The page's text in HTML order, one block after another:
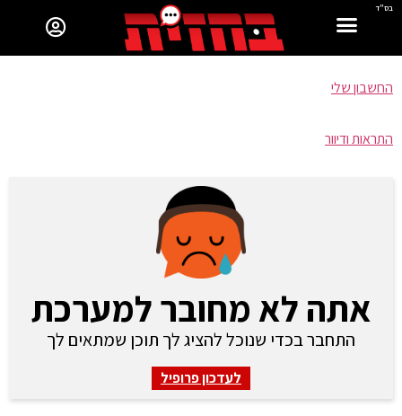
בס"ד
החשבון שלי
התראות ודיוור
אתה לא מחובר למערכת
התחבר בכדי שנוכל להציג לך תוכן שמתאים לך
לעדכון פרופיל